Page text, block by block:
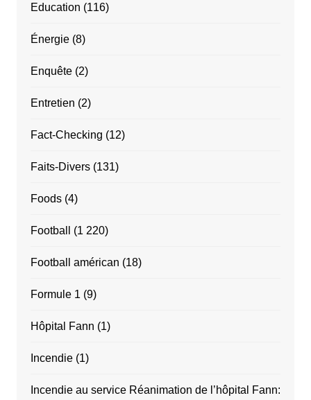
Education (116)
Énergie(8)
Enquête(2)
Entretien (2)
Fact-Checking (12)
Faits-Divers(131)
Foods(4)
Football (1 220)
Football américan (18)
Formule 1 (9)
Hôpital Fann (1)
Incendie(1)
Incendie au service Réanimation de l’hôpital Fann: